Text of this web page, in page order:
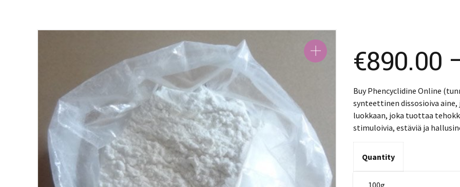
€890.00
Buy Phencyclidine Online
synteettinen dissosioiva
luokkaan, joka tuottaa
stimuloivia, estäviä ja
Quantity